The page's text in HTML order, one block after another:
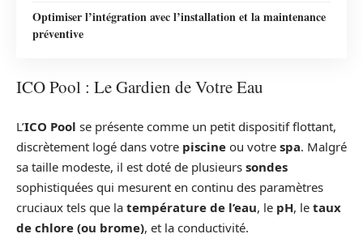
Optimiser l’intégration avec l’installation et la maintenance
préventive
ICO Pool : Le Gardien de Votre Eau
L’ICO Pool se présente comme un petit dispositif flottant,
discrètement logé dans votre piscine ou votre spa. Malgré
sa taille modeste, il est doté de plusieurs sondes
sophistiquées qui mesurent en continu des paramètres
cruciaux tels que la température de l’eau, le pH, le taux
de chlore (ou brome), et la conductivité.